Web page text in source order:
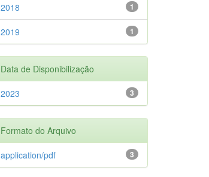
1
2018
1
2019
Data de Disponibilização
3
2023
Formato do Arquivo
3
application/pdf